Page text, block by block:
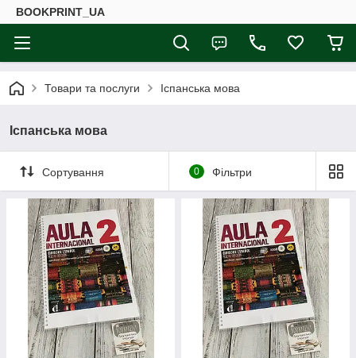
BOOKPRINT_UA
Товари та послуги Іспанська мова
Іспанська мова
Сортування 0 Фільтри